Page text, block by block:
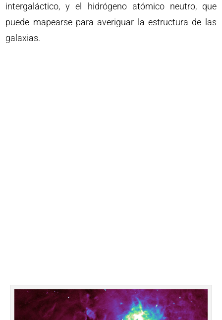
intergaláctico, y el hidrógeno atómico neutro, que
puede mapearse para averiguar la estructura de las
galaxias.